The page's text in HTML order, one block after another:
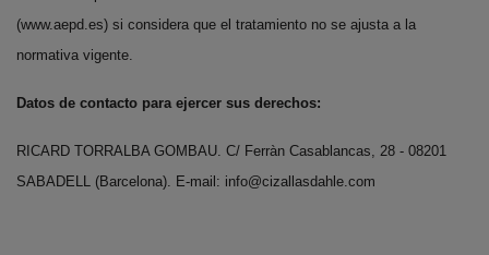
(www.aepd.es) si considera que el tratamiento no se ajusta a la
normativa vigente.
Datos de contacto para ejercer sus derechos:
RICARD TORRALBA GOMBAU. C/ Ferràn Casablancas, 28 - 08201
SABADELL (Barcelona). E-mail: info@cizallasdahle.com